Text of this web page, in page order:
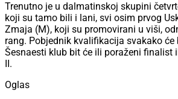
Trenutno je u dalmatinskoj skupini
koji su tamo bili i lani, svi osim prvog
Zmaja (M), koji su promovirani u viši,
rang. Pobjednik kvalifikacija svakako će
Šesnaesti klub bit će ili poraženi finalist
II.
Oglas